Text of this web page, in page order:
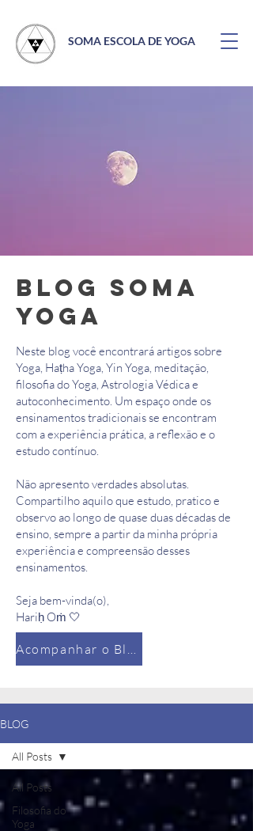
SOMA ESCOLA DE YOGA
Blog Soma
Yoga
Neste blog você encontrará artigos sobre
Yoga, Haṭha Yoga, Yin Yoga, meditação,
filosofia do Yoga, Astrologia Védica e
autoconhecimento. Um espaço onde os
ensinamentos tradicionais se encontram
com a experiência prática, a reflexão e o
estudo contínuo.
Não apresento verdades absolutas.
Compartilho aquilo que estudo, pratico e
observo ao longo de quase duas décadas de
ensino, sempre a partir da minha própria
experiência e compreensão desses
ensinamentos.
Seja bem-vinda(o),
Hariḥ Oṁ 🤍
Acompanhar o Blog
BLOG
All Posts
Filosofia do
Yoga
All Posts